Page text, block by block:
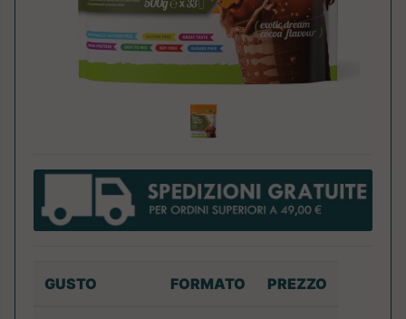
GUSTO FORMATO PREZZO